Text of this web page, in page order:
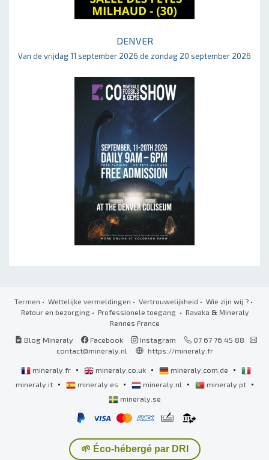
DENVER
Van de vrijdag 11 september 2026 de zondag 20 september 2026
Termen • Wettelijke vermeldingen • Vertrouwelijkheid • Wie zijn wij ? •
Retour en bezorging• Professionele toegang • Ravaka & Mineraly
Rennes France
Blog Mineraly
Facebook Instagram
07 67 76 45 88
contact@mineraly.nl
https://mineraly.fr
mineraly.fr • mineraly.co.uk • mineraly.com.de •
mineraly.it • mineraly.es • mineraly.nl • mineraly.pt •
mineraly.se
🌱 Éco-hébergé par DRI